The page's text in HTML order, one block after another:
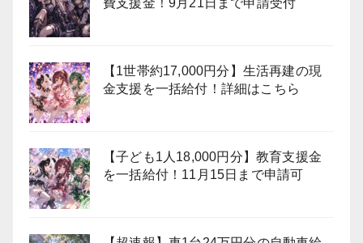
【1世帯約17,000円分】生活再建の現
金支援を一括給付！詳細はこちら
【子ども1人18,000円分】教育支援金
を一括給付！11月15日まで申請可